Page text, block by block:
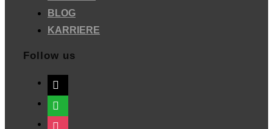
BLOG
KARRIERE
Follow us
mail
whatsapp
instagram